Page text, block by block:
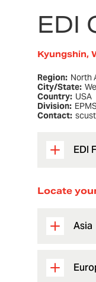
EDI
Kyungshin,
Region: North
City/State:
Country: USA
Division:
Contact:
EDI
Locate
Asia